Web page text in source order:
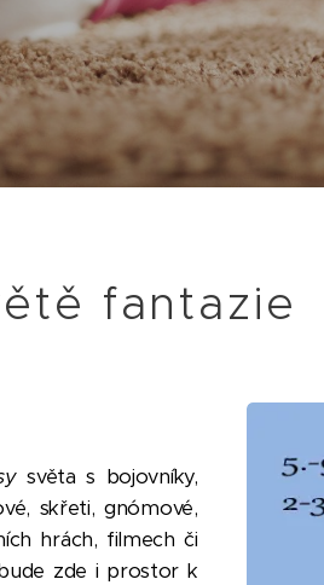
fantazie
světa s bojovníky,
skřeti, gnómové,
hrách, filmech či
zde i prostor k